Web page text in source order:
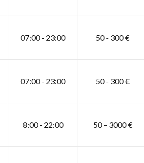
07:00 - 23:00 50 - 300 €
07:00 - 23:00 50 - 300 €
8:00 - 22:00 50 – 3000 €